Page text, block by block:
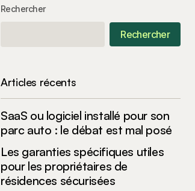
Rechercher
Rechercher
Articles récents
SaaS ou logiciel installé pour son
parc auto : le débat est mal posé
Les garanties spécifiques utiles
pour les propriétaires de
résidences sécurisées